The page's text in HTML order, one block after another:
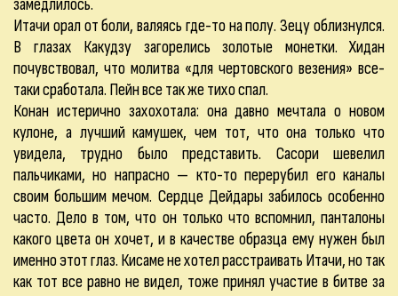
замедлилось.
Итачи орал от боли, валяясь где-то на полу. Зецу облизнулся.
В глазах Какудзу загорелись золотые монетки. Хидан
почувствовал, что молитва «для чертовского везения» все-
таки сработала. Пейн все так же тихо спал.
Конан истерично захохотала: она давно мечтала о новом
кулоне, а лучший камушек, чем тот, что она только что
увидела, трудно было представить. Сасори шевелил
пальчиками, но напрасно — кто-то перерубил его каналы
своим большим мечом. Сердце Дейдары забилось особенно
часто. Дело в том, что он только что вспомнил, панталоны
какого цвета он хочет, и в качестве образца ему нужен был
именно этот глаз. Кисаме не хотел расстраивать Итачи, но так
как тот все равно не видел, тоже принял участие в битве за